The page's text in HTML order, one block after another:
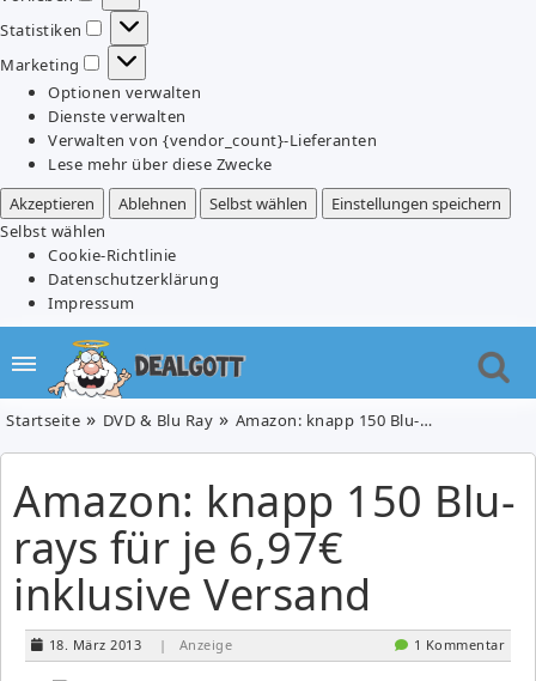
Vorlieben
Statistiken
Statistiken
Marketing
Marketing
Optionen verwalten
Dienste verwalten
Verwalten von {vendor_count}-Lieferanten
Lese mehr über diese Zwecke
Akzeptieren
Ablehnen Selbst wählen
Einstellungen speichern
Selbst wählen
Cookie-Richtlinie
Datenschutzerklärung
Impressum
Startseite DVD & Blu Ray Amazon: knapp 150 Blu-rays für je 6,97€ inklusive Versand
Amazon: knapp 150 Blu-
rays für je 6,97€
inklusive Versand
18. März 2013 | Anzeige 1 Kommentar